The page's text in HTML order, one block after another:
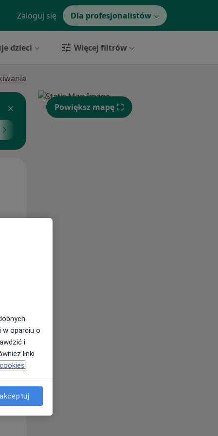
Zaloguj się Dla profesjonalistów
dzieci Więcej filtrów
Pon,
10 Sie
Powiększ mapę
w oparciu o
i
linki